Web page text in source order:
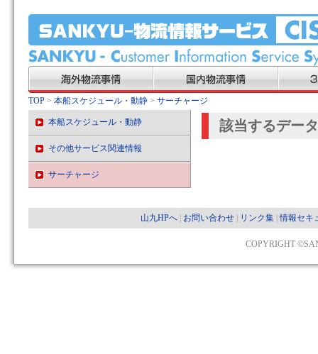
TOP > 本船スケジュール・動静 > サーチャージ
本船スケジュール・動静
その他サービス関連情報
サーチャージ
該当するデー
山九HPへ お問い合わせ リンク集 |情報セキ
COPYRIGHT